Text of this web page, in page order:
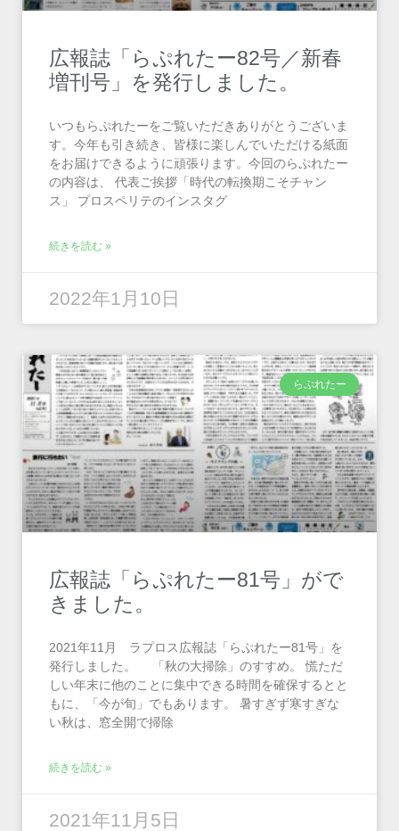
広報誌「らぷれたー82号／新春
増刊号」を発行しました。
いつもらぷれたーをご覧いただきありがとうございま
す。今年も引き続き、皆様に楽しんでいただける紙面
をお届けできるように頑張ります。今回のらぷれたー
の内容は、 代表ご挨拶「時代の転換期こそチャン
ス」 プロスペリテのインスタグ
続きを読む »
2022年1月10日
らぷれたー
広報誌「らぷれたー81号」がで
きました。
2021年11月 ラプロス広報誌「らぷれたー81号」を
発行しました。 「秋の大掃除」のすすめ。 慌ただ
しい年末に他のことに集中できる時間を確保するとと
もに、「今が旬」でもあります。 暑すぎず寒すぎな
い秋は、窓全開で掃除
続きを読む »
2021年11月5日